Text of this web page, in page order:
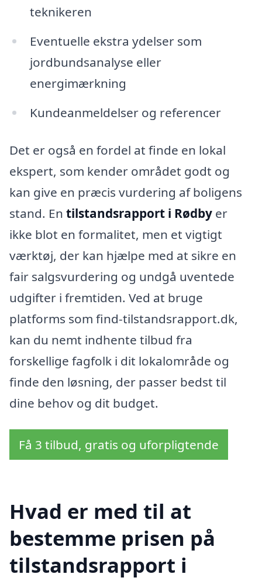
teknikeren
Eventuelle ekstra ydelser som
jordbundsanalyse eller
energimærkning
Kundeanmeldelser og referencer
Det er også en fordel at finde en lokal
ekspert, som kender området godt og
kan give en præcis vurdering af boligens
stand. En tilstandsrapport i Rødby er
ikke blot en formalitet, men et vigtigt
værktøj, der kan hjælpe med at sikre en
fair salgsvurdering og undgå uventede
udgifter i fremtiden. Ved at bruge
platforms som find-tilstandsrapport.dk,
kan du nemt indhente tilbud fra
forskellige fagfolk i dit lokalområde og
finde den løsning, der passer bedst til
dine behov og dit budget.
Få 3 tilbud, gratis og uforpligtende
Hvad er med til at
bestemme prisen på
tilstandsrapport i